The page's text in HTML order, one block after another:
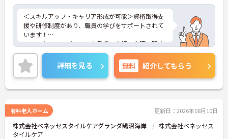
＜スキルアップ・キャリア形成が可能＞資格取得支
援や研修制度があり、職員の学びをサポートされて
います！
＜ワークライフバランスを重視＞育児・介護に関す
る制度や社宅制度、各種手当など、長く安心して働
きやすい環境が整っています。
＜寄り添ったケアの実施＞利用者さまに深く寄り添
ったサービスの提供を目指し、職員の専門性を高め
るような人材育成にも注力されています。
詳細をお話ししますのでお気軽にご相談ください！
詳細を見る 無料 紹介してもらう
有料老人ホーム 更新日：2026年08月10日
株式会社ベネッセスタイルケアグランダ鵠沼海岸
株式会社ベネッセス
タイルケア